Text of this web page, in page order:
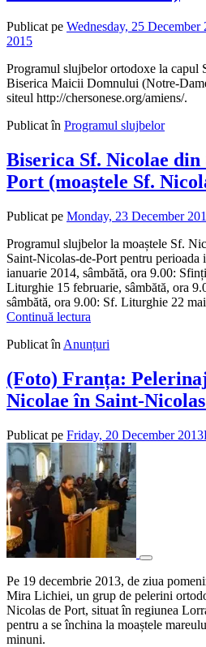
Publicat pe Wednesday, 25 December
2015
Programul slujbelor ortodoxe la capul
Biserica Maicii Domnului (Notre-
siteul http://chersonese.org/amiens/.
Publicat în Programul slujbelor
Biserica Sf. Nicolae
Port (moaștele Sf.
Publicat pe Monday, 23 December
Programul slujbelor la moaștele Sf.
Saint-Nicolas-de-Port pentru perioada
ianuarie 2014, sâmbătă, ora 9.00:
Liturghie 15 februarie, sâmbătă, ora
sâmbătă, ora 9.00: Sf. Liturghie 22
Continuă lectura
Publicat în Anunțuri
(Foto) Franța:
Nicolae în Saint-
Publicat pe Friday, 20 December 2013
Pe 19 decembrie 2013, de ziua
Mira Lichiei, un grup de pelerini
Nicolas de Port, situat în regiunea
pentru a se închina la moaștele
minuni.